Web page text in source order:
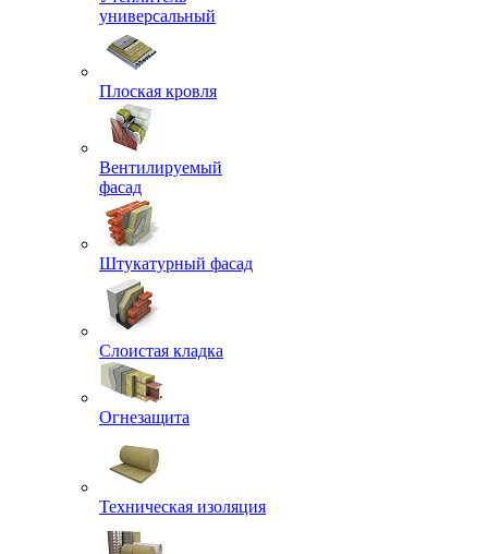
универсальный
Плоская кровля
Вентилируемый
фасад
Штукатурный фасад
Слоистая кладка
Огнезащита
Техническая изоляция